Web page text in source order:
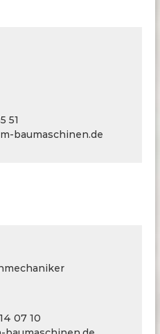
51
baumaschinen.de
07 10